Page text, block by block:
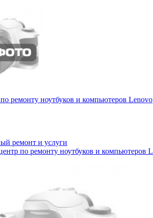
ремонту ноутбуков и компьютеров Lenovo
ремонт и услуги
по ремонту ноутбуков и компьютеров